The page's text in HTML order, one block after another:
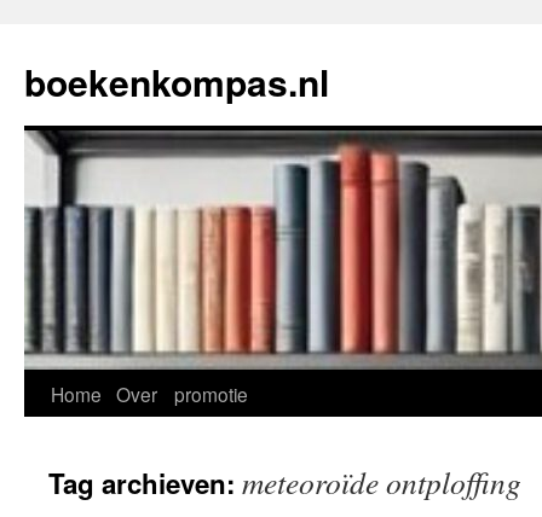
de
inhoud
boekenkompas.nl
Home Over promotie
Tag archieven: meteoroïde ontploffing